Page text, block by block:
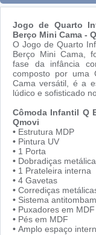
Jogo de Quarto
Berço Mini Cama -
O Jogo de Quarto
Berço Mini Cama,
fase da infância
composto por uma
Cama versátil, é a
lúdico e sofisticado
Cômoda Infantil Q
Qmovi
• Estrutura MDP
• Pintura UV
• 1 Porta
• Dobradiças
• 1 Prateleira interna
• 4 Gavetas
• Corrediças
• Sistema
• Puxadores em MDF
• Pés em MDF
• Amplo espaço